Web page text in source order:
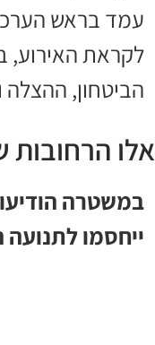
עמד בראש
לקראת האירוע,
הביטחון,
אלו הרחובות
ייחסמו